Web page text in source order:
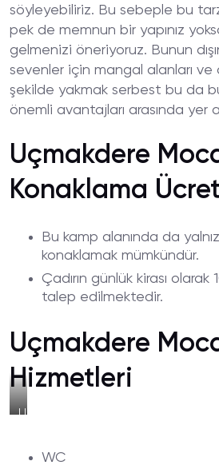
söyleyebiliriz. Bu sebeple bu
pek de memnun bir yapınız
gelmenizi öneriyoruz. Bunun
sevenler için mangal alanları
şekilde yakmak serbest bu da
önemli avantajları arasında yer
Uçmakdere
Konaklama
Bu kamp alanında da
konaklamak mümkündür.
Çadırın günlük kirası
talep edilmektedir.
Uçmakdere
Hizmetleri
Uçmakdere
SahiliWC